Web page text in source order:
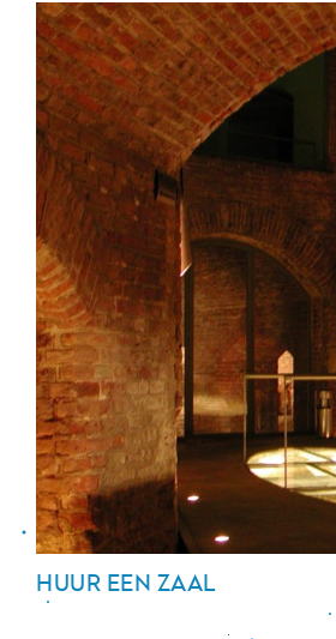
HUUR EEN ZAAL